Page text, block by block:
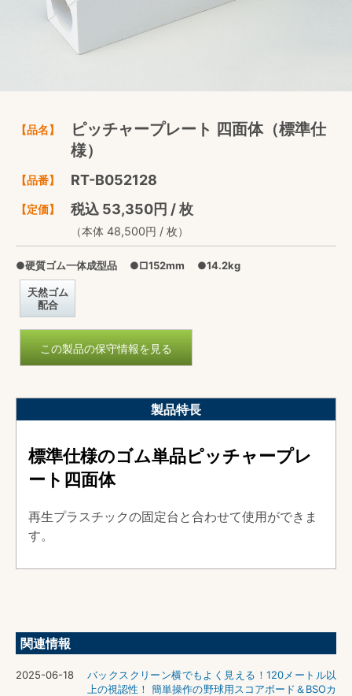
【品名】
ピッチャープレート 四面体（標準仕
様）
【品番】 RT-B052128
【定価】 税込 53,350円 / 枚
（本体 48,500円 / 枚）
●硬質ゴム一体成型品 ●□152mm ●14.2kg
天然ゴム
配合
この製品の保守情報を見る
製品特長
標準仕様のゴム単品ピッチャープレ
ート四面体
再生プラスチックの固定台と合わせて使用ができま
す。
関連情報
2025-06-18
バックスクリーン横でもよく見える！120メートル以
上の視認性！ 簡単操作の野球用スコアボード＆BSOカ